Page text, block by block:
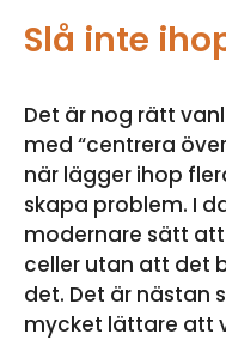
Slå inte
Det är nog rätt
med “centrera
när lägger ihop
skapa problem. I
modernare sätt
celler utan att det
det. Det är nästan
mycket lättare att